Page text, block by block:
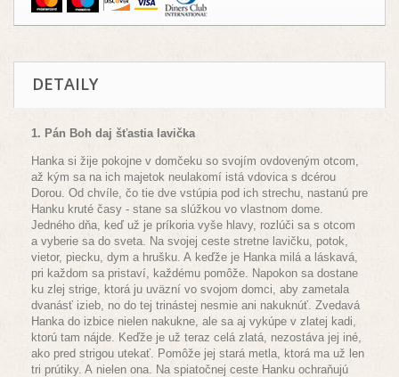
DETAILY
1. Pán Boh daj šťastia lavička
Hanka si žije pokojne v domčeku so svojím ovdoveným otcom,
až kým sa na ich majetok neulakomí istá vdovica s dcérou
Dorou. Od chvíle, čo tie dve vstúpia pod ich strechu, nastanú pre
Hanku kruté časy - stane sa slúžkou vo vlastnom dome.
Jedného dňa, keď už je príkoria vyše hlavy, rozlúči sa s otcom
a vyberie sa do sveta. Na svojej ceste stretne lavičku, potok,
vietor, piecku, dym a hrušku. A keďže je Hanka milá a láskavá,
pri každom sa pristaví, každému pomôže. Napokon sa dostane
ku zlej strige, ktorá ju uväzní vo svojom domci, aby zametala
dvanásť izieb, no do tej trinástej nesmie ani nakuknúť. Zvedavá
Hanka do izbice nielen nakukne, ale sa aj vykúpe v zlatej kadi,
ktorú tam nájde. Keďže je už teraz celá zlatá, nezostáva jej iné,
ako pred strigou utekať. Pomôže jej stará metla, ktorá ma už len
tri prútiky. A nielen ona. Na spiatočnej ceste Hanku ochraňujú